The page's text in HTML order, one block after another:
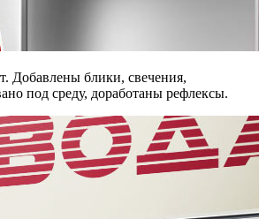
Добавлены блики, свечения,
под среду, доработаны рефлексы.